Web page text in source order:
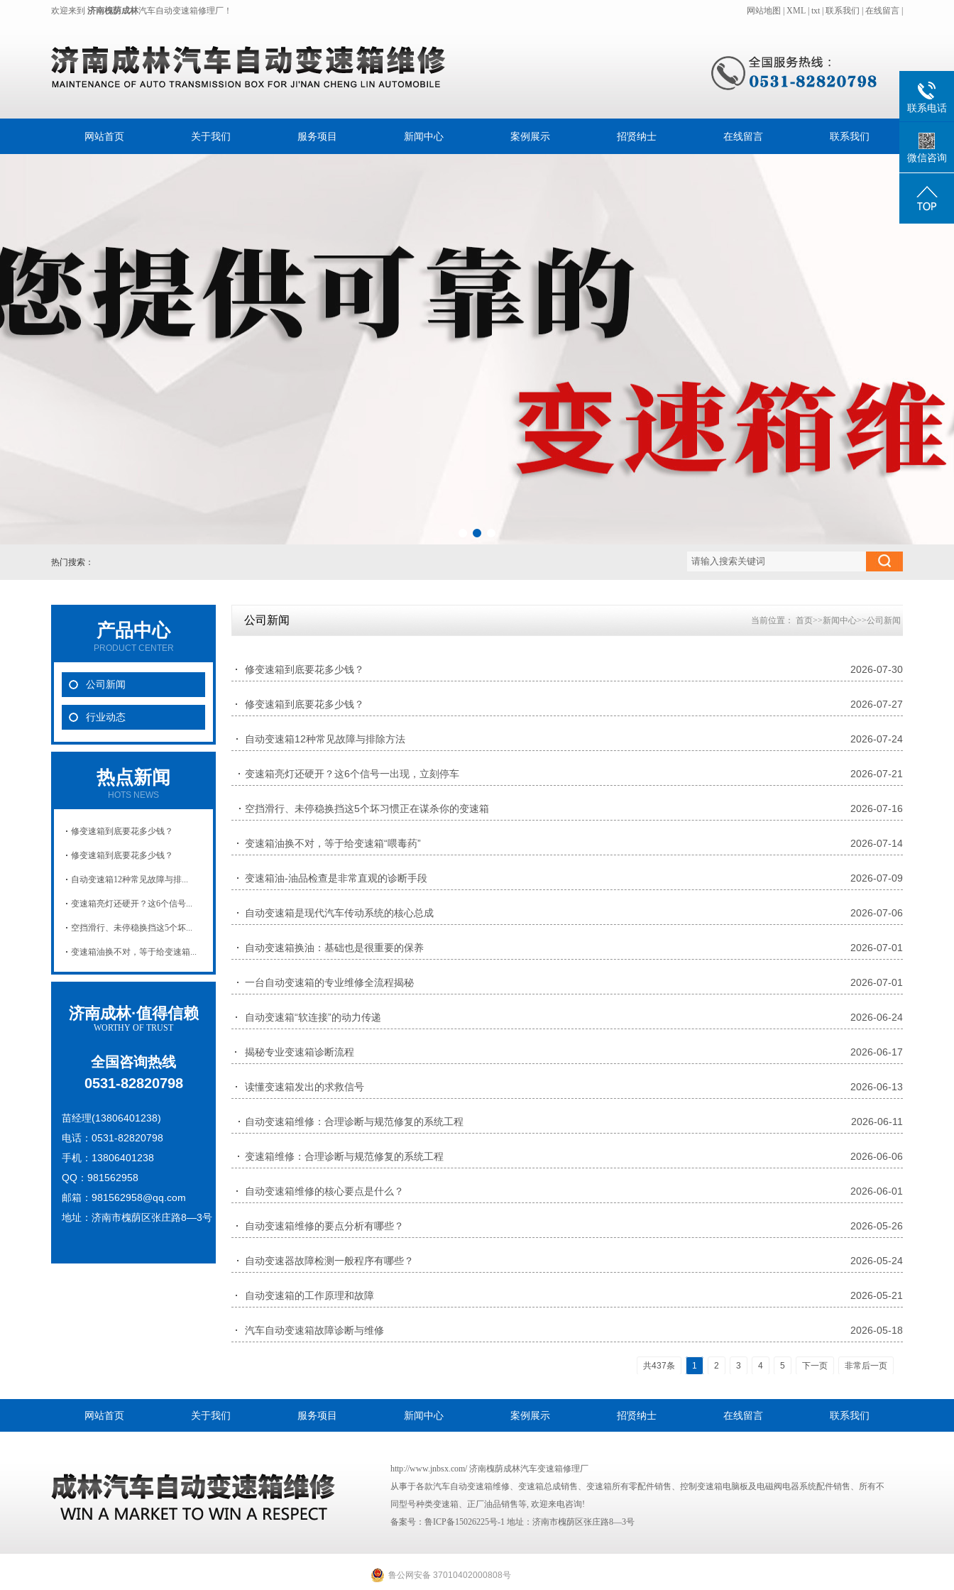
欢迎来到 济南槐荫成林汽车自动变速箱修理厂！ 网站地图 XML txt 联系我们 在线留言
网站首页 关于我们 服务项目
自动变速箱油
自动变速箱换油宝典
自动变速箱
新闻中心 案例展示 招贤纳士 在线留言 联系我们
热门搜索：
产品中心
PRODUCT CENTER
公司新闻
行业动态
热点新闻
HOTS NEWS
修变速箱到底要花多少钱？
修变速箱到底要花多少钱？
自动变速箱12种常见故障与排...
变速箱亮灯还硬开？这6个信号...
空挡滑行、未停稳换挡这5个坏...
变速箱油换不对，等于给变速箱...
济南成林·值得信赖
WORTHY OF TRUST
全国咨询热线
0531-82820798
苗经理(13806401238)
电话：0531-82820798
手机：13806401238
QQ：981562958
邮箱：981562958@qq.com
地址：济南市槐荫区张庄路8—3号
公司新闻 当前位置： 首页>>新闻中心>>公司新闻
修变速箱到底要花多少钱？ 2026-07-30
修变速箱到底要花多少钱？ 2026-07-27
自动变速箱12种常见故障与排除方法 2026-07-24
变速箱亮灯还硬开？这6个信号一出现，立刻停车 2026-07-21
空挡滑行、未停稳换挡这5个坏习惯正在谋杀你的变速箱 2026-07-16
变速箱油换不对，等于给变速箱“喂毒药” 2026-07-14
变速箱油-油品检查是非常直观的诊断手段 2026-07-09
自动变速箱是现代汽车传动系统的核心总成 2026-07-06
自动变速箱换油：基础也是很重要的保养 2026-07-01
一台自动变速箱的专业维修全流程揭秘 2026-07-01
自动变速箱“软连接”的动力传递 2026-06-24
揭秘专业变速箱诊断流程 2026-06-17
读懂变速箱发出的求救信号 2026-06-13
自动变速箱维修：合理诊断与规范修复的系统工程 2026-06-11
变速箱维修：合理诊断与规范修复的系统工程 2026-06-06
自动变速箱维修的核心要点是什么？ 2026-06-01
自动变速箱维修的要点分析有哪些？ 2026-05-26
自动变速器故障检测一般程序有哪些？ 2026-05-24
自动变速箱的工作原理和故障 2026-05-21
汽车自动变速箱故障诊断与维修 2026-05-18
共437条 1 2 3 4 5 下一页 非常后一页
网站首页 关于我们 服务项目 新闻中心 案例展示 招贤纳士 在线留言 联系我们
http://www.jnbsx.com/ 济南槐荫成林汽车变速箱修理厂
从事于各款汽车自动变速箱维修、变速箱总成销售、变速箱所有零配件销售、控制变速箱电脑板及电磁阀电器系统配件销售、所有不
同型号种类变速箱、正厂油品销售等, 欢迎来电咨询!
备案号： 鲁ICP备15026225号-1 地址：济南市槐荫区张庄路8—3号
鲁公网安备 37010402000808号
联系电话
微信咨询